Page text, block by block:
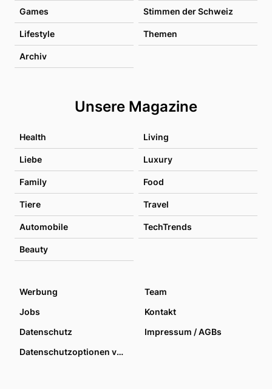
Games Stimmen der Schweiz
Lifestyle Themen
Archiv
Unsere Magazine
Health Living
Liebe Luxury
Family Food
Tiere Travel
Automobile TechTrends
Beauty
Werbung
Team
Jobs
Kontakt
Datenschutz
Impressum / AGBs
Datenschutzoptionen verwalten